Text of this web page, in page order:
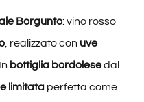
Borgunto: vino rosso
, realizzato con uve
bottiglia bordolesedal
limitataperfetta come